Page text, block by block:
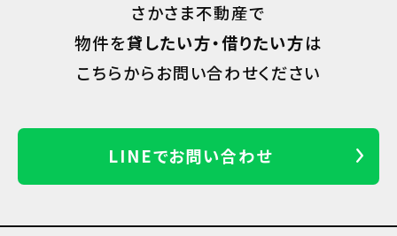
さかさま不動産で
物件を貸したい方・借りたい方は
こちらからお問い合わせください
LINEでお問い合わせ